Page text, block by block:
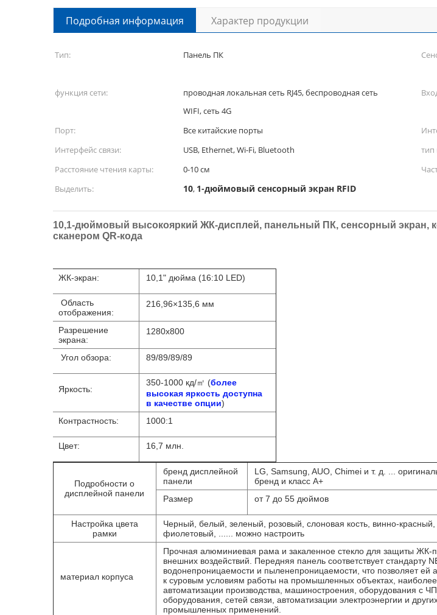
Подробная информация Характер продукции
Тип: Панель ПК
функция сети:
проводная локальная сеть RJ45, беспроводная сеть
WIFI, сеть 4G
Порт: Все китайские порты
Интерфейс связи:
USB, Ethernet, Wi-Fi, Bluetooth тип
Расстояние чтения карты:
0-10 см
Выделить:
10, 1-дюймовый сенсорный экран RFID
10,1-дюймовый высокояркий ЖК-дисплей, панельный ПК, сенсорный экран,
сканером QR-кода
ЖК-экран: 10,1" дюйма (16:10 LED)
Область
отображения:
216,96×135,6 мм
Разрешение
экрана:
1280x800
Угол обзора: 89/89/89/89
Яркость:
350-1000 кд/㎡ (более
высокая яркость доступна
в качестве опции)
Контрастность:
1000:1
Цвет: 16,7 млн.
Подробности о
дисплейной панели
бренд дисплейной
панели
LG, Samsung, AUO, Chimei и т. д. ...
бренд и класс A+
Размер
от 7 до 55 дюймов
Настройка цвета
рамки
Черный, белый, зеленый, розовый, слоновая кость, винно-красный,
фиолетовый, ...... можно настроить
материал корпуса
Прочная алюминиевая рама и закаленное стекло для защиты ЖК-
внешних воздействий. Передняя панель соответствует стандарту
водонепроницаемости и пыленепроницаемости, что позволяет ей
к суровым условиям работы на промышленных объектах,
автоматизации производства, машиностроения, оборудования с
оборудования, сетей связи, автоматизации электроэнергии и
промышленных применений.